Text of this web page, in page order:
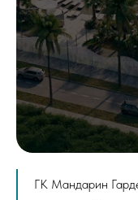
ГК Мандарин